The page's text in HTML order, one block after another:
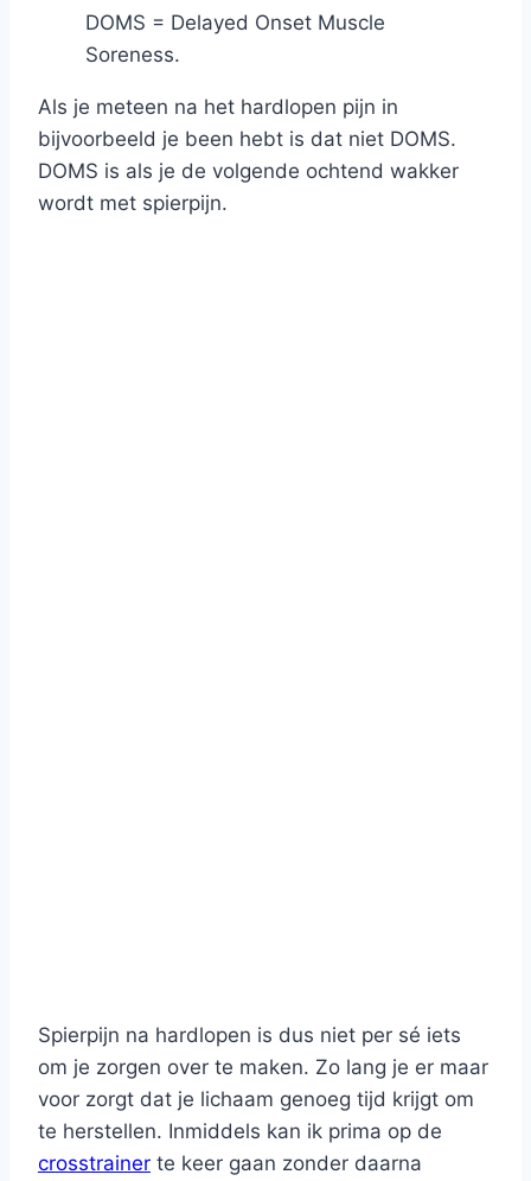
DOMS = Delayed Onset Muscle
Soreness.
Als je meteen na het hardlopen pijn in
bijvoorbeeld je been hebt is dat niet DOMS.
DOMS is als je de volgende ochtend wakker
wordt met spierpijn.
Spierpijn na hardlopen is dus niet per sé iets
om je zorgen over te maken. Zo lang je er maar
voor zorgt dat je lichaam genoeg tijd krijgt om
te herstellen. Inmiddels kan ik prima op de
crosstrainer te keer gaan zonder daarna